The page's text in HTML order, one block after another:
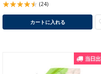
(24)
カートに入れる